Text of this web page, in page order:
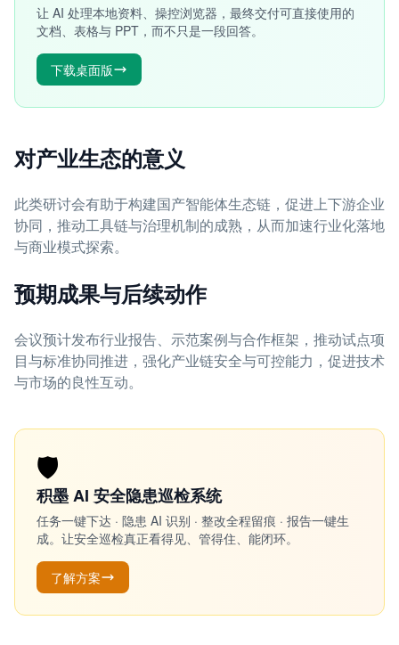
让 AI 处理本地资料、操控浏览器，最终交付可直接使用的
文档、表格与 PPT，而不只是一段回答。
下载桌面版
对产业生态的意义
此类研讨会有助于构建国产智能体生态链，促进上下游企业
协同，推动工具链与治理机制的成熟，从而加速行业化落地
与商业模式探索。
预期成果与后续动作
会议预计发布行业报告、示范案例与合作框架，推动试点项
目与标准协同推进，强化产业链安全与可控能力，促进技术
与市场的良性互动。
🛡️
积墨 AI 安全隐患巡检系统
任务一键下达 · 隐患 AI 识别 · 整改全程留痕 · 报告一键生
成。让安全巡检真正看得见、管得住、能闭环。
了解方案